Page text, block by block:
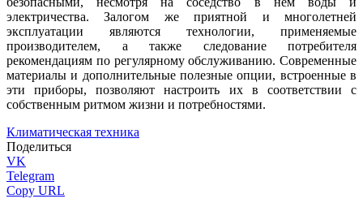
электричества. Залогом же приятной и многолетней
эксплуатации являются технологии, применяемые
производителем, а также следование потребителя
рекомендациям по регулярному обслуживанию. Современные
материалы и дополнительные полезные опции, встроенные в
эти приборы, позволяют настроить их в соответствии с
собственным ритмом жизни и потребностями.
Климатическая техника
Поделиться
VK
Telegram
Copy URL